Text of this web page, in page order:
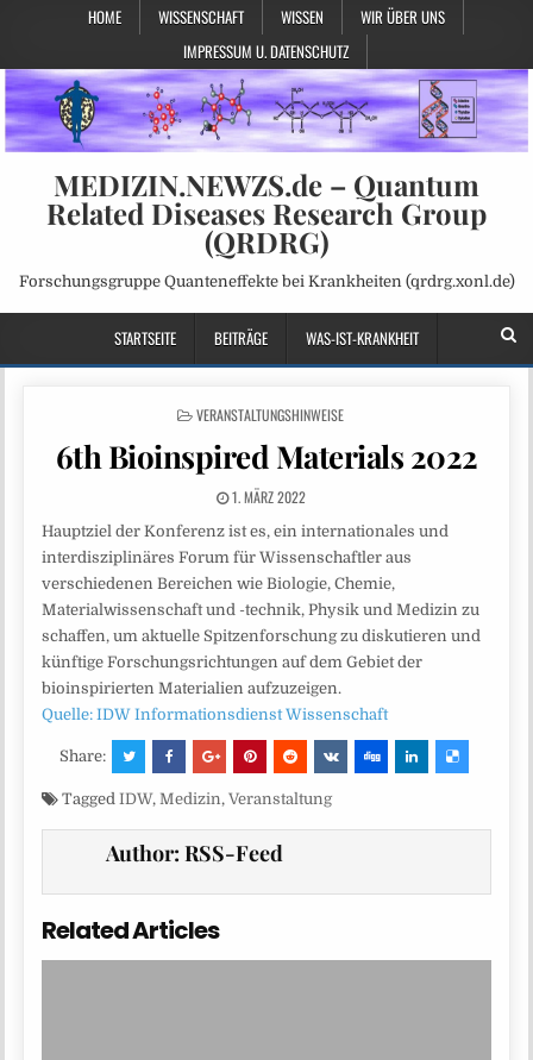
HOME WISSENSCHAFT WISSEN
WIR ÜBER UNS
IMPRESSUM U. DATENSCHUTZ
MEDIZIN.NEWZS.de – Quantum
Related Diseases Research Group
(QRDRG)
Forschungsgruppe Quanteneffekte bei Krankheiten (qrdrg.xonl.de)
STARTSEITE BEITRÄGE WAS-IST-KRANKHEIT
POSTED
VERANSTALTUNGSHINWEISE
6th Bioinspired Materials 2022
1. MÄRZ 2022
Hauptziel der Konferenz ist es, ein internationales und
interdisziplinäres Forum für Wissenschaftler aus
verschiedenen Bereichen wie Biologie, Chemie,
Materialwissenschaft und -technik, Physik und Medizin zu
schaffen, um aktuelle Spitzenforschung zu diskutieren und
künftige Forschungsrichtungen auf dem Gebiet der
bioinspirierten Materialien aufzuzeigen.
Quelle: IDW Informationsdienst Wissenschaft
Share:
TaggedIDW,Medizin,Veranstaltung
Author:RSS-Feed
Related Articles